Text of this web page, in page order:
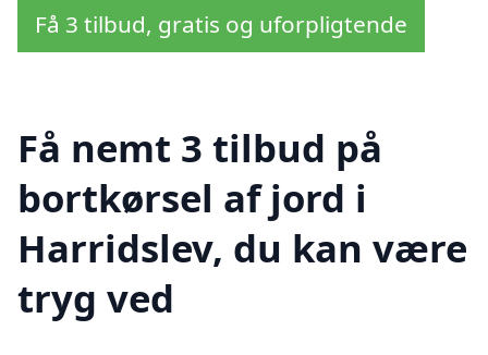
Få 3 tilbud, gratis og uforpligtende
Få nemt 3 tilbud på
bortkørsel af jord i
Harridslev, du kan være
tryg ved